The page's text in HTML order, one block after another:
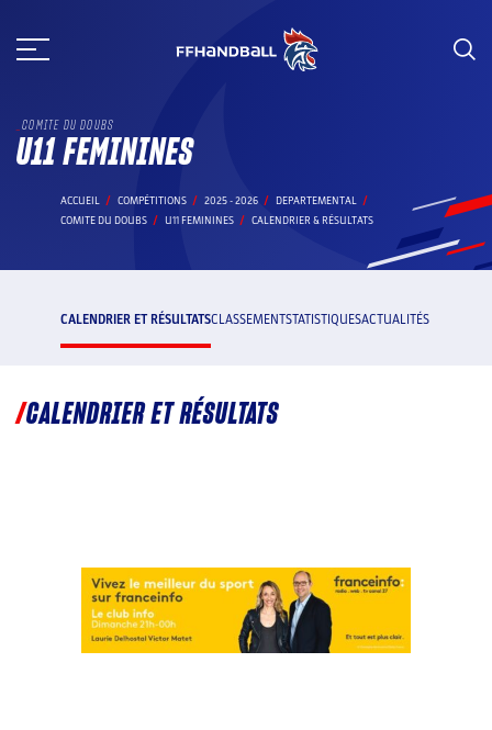
au
COMITE DU DOUBS
U11 FEMININES
ACCUEIL COMPÉTITIONS 2025 - 2026
DEPARTEMENTAL
COMITE DU DOUBS
U11 FEMININES CALENDRIER & RÉSULTATS
CALENDRIER ET RÉSULTATSCLASSEMENTSTATISTIQUESACTUALITÉS
CALENDRIER ET RÉSULTATS